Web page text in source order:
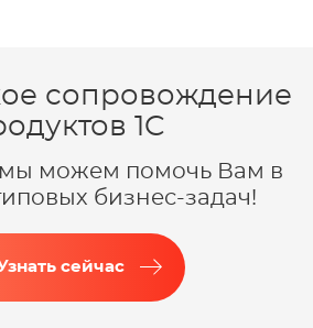
сопровождение
1C
мы можем помочь Вам в
бизнес-задач!
сейчас